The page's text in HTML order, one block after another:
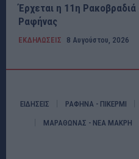
Έρχεται η 11η
Ραφήνας
ΕΚΔΗΛΩΣΕΙΣ 8 Αυγούστου, 2026
ΕΙΔΗΣΕΙΣ ΡΑΦΗΝΑ - ΠΙΚΕΡΜΙ
ΜΑΡΑΘΩΝΑΣ - ΝΕΑ ΜΑΚΡΗ